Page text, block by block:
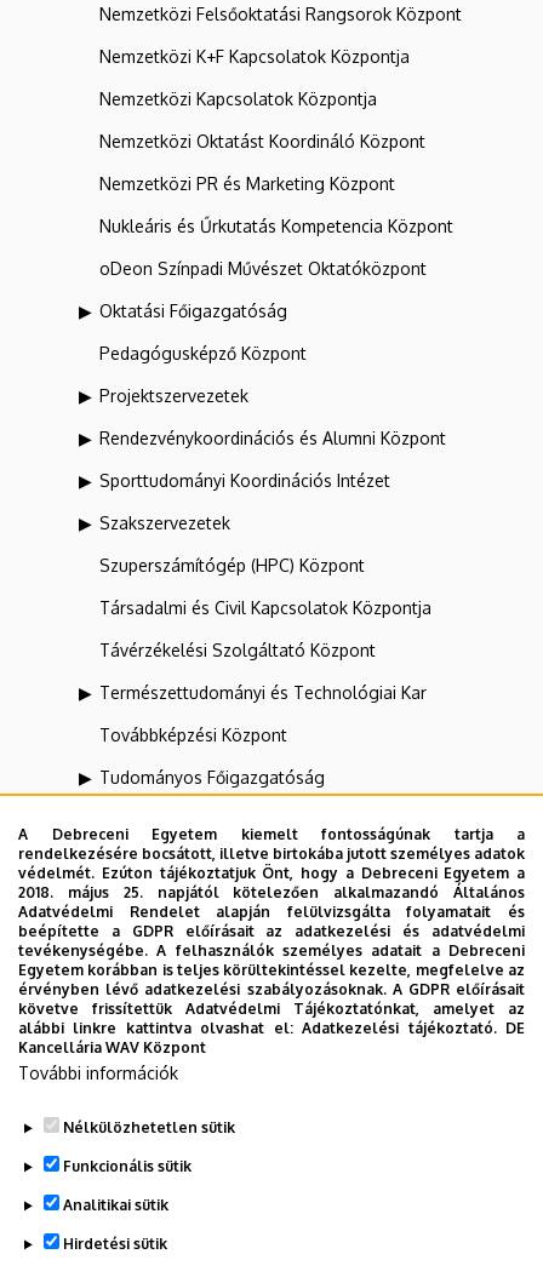
Nemzetközi Felsőoktatási Rangsorok Központ
Nemzetközi K+F Kapcsolatok Központja
Nemzetközi Kapcsolatok Központja
Nemzetközi Oktatást Koordináló Központ
Nemzetközi PR és Marketing Központ
Nukleáris és Űrkutatás Kompetencia Központ
oDeon Színpadi Művészet Oktatóközpont
Oktatási Főigazgatóság
Pedagógusképző Központ
Projektszervezetek
Rendezvénykoordinációs és Alumni Központ
Sporttudományi Koordinációs Intézet
Szakszervezetek
Szuperszámítógép (HPC) Központ
Társadalmi és Civil Kapcsolatok Központja
Távérzékelési Szolgáltató Központ
Természettudományi és Technológiai Kar
Továbbképzési Központ
Tudományos Főigazgatóság
Vállalati Koordinációs Központ
Webportál-, Alkalmazásfejlesztés és VIR Központ
(WAV)
Zeneművészeti Kar
Dolgozói adatmódosítás igénylése a DE
telefonkönyvében
A Debreceni Egyetem kiemelt fontosságúnak tartja a
rendelkezésére bocsátott, illetve birtokába jutott személyes adatok
védelmét. Ezúton tájékoztatjuk Önt, hogy a Debreceni Egyetem a
2018. május 25. napjától kötelezően alkalmazandó Általános
Adatvédelmi Rendelet alapján felülvizsgálta folyamatait és
beépítette a GDPR előírásait az adatkezelési és adatvédelmi
tevékenységébe. A felhasználók személyes adatait a Debreceni
Egyetem korábban is teljes körültekintéssel kezelte, megfelelve az
érvényben lévő adatkezelési szabályozásoknak. A GDPR előírásait
követve frissítettük Adatvédelmi Tájékoztatónkat, amelyet az
alábbi linkre kattintva olvashat el:Adatkezelési tájékoztató. DE
Kancellária WAV Központ
További információk
Nélkülözhetetlen sütik
Funkcionális sütik
Analitikai sütik
Hirdetési sütik